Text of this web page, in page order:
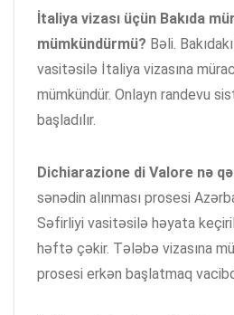
İtaliya vizası üçün Bakıda
mümkündürmü? Bəli.
vasitəsilə İtaliya vizasına
mümkündür. Onlayn randevu
başladılır.
Dichiarazione di Valore nə
sənədin alınması prosesi
Səfirliyi vasitəsilə həyata
həftə çəkir. Tələbə vizasına
prosesi erkən başlatmaq